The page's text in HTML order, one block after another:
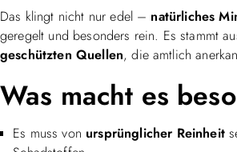
Das klingt nicht nur edel – natürliches
geregelt und besonders rein. Es stammt
geschützten Quellen, die amtlich
Was macht es
Es muss von ursprünglicher Reinheit